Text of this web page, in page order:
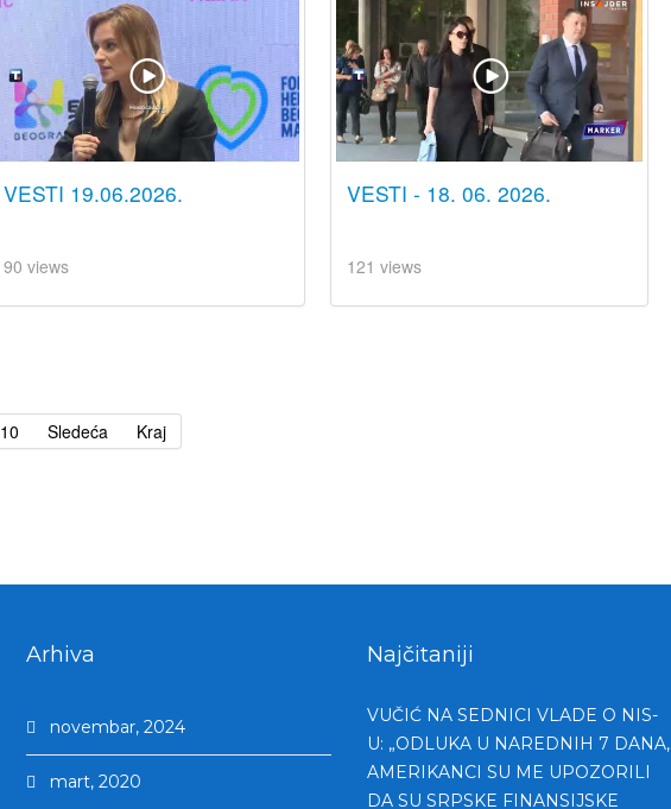
VESTI 19.06.2026.
90 views
VESTI - 18. 06. 2026.
121 views
10 Sledeća Kraj
Arhiva
novembar, 2024
mart, 2020
Najčitaniji
VUČIĆ NA SEDNICI VLADE O NIS-
U: „ODLUKA U NAREDNIH 7 DANA,
AMERIKANCI SU ME UPOZORILI
DA SU SRPSKE FINANSIJSKE